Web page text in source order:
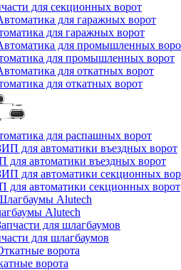
для секционных ворот
для гаражных ворот
для промышленных ворот
для откатных ворот
для распашных ворот
для автоматики въездных ворот
для автоматики секционных ворот
Alutech
для шлагбаумов
ворота